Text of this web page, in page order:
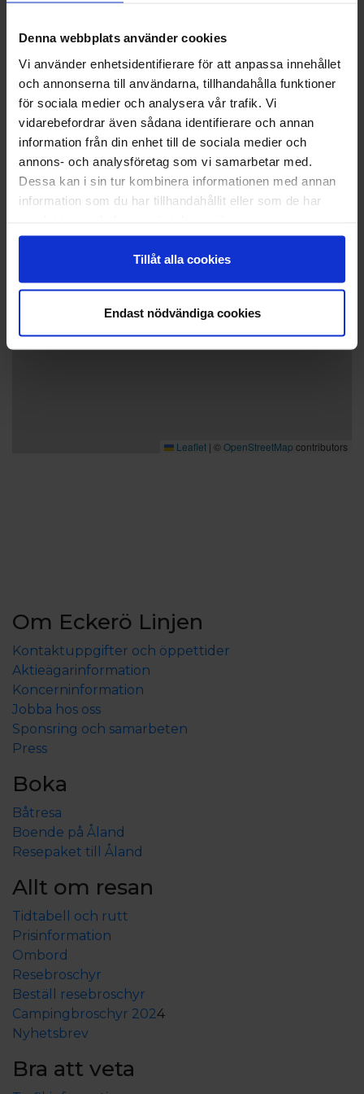
Denna webbplats använder cookies
Vi använder enhetsidentifierare för att anpassa innehållet
och annonserna till användarna, tillhandahålla funktioner
för sociala medier och analysera vår trafik. Vi
vidarebefordrar även sådana identifierare och annan
information från din enhet till de sociala medier och
annons- och analysföretag som vi samarbetar med.
Dessa kan i sin tur kombinera informationen med annan
information som du har tillhandahållit eller som de har
Tillåt alla cookies
Endast nödvändiga cookies
Vägbeskrivning
Bomarsunds besökscentrum, Bomarsund, Sund, tel
+358 457 3500596
+
−
Leaflet | ©OpenStreetMap contributors
Om Eckerö Linjen
Kontaktuppgifter och öppettider
Aktieägarinformation
Koncerninformation
Jobba hos oss
Sponsring och samarbeten
Press
Boka
Båtresa
Boende på Åland
Resepaket till Åland
Allt om resan
Tidtabell och rutt
Prisinformation
Ombord
Resebroschyr
Beställ resebroschyr
Campingbroschyr 2024
Nyhetsbrev
Bra att veta